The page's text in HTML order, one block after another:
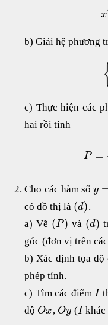
x
b) Giải hệ phương
{
c) Thực hiện các
hai rồi tính
P =
Cho các hàm sốy
có đồ thị là (d).
a) Vẽ (P) và (d)
góc (đơn vị trên
b) Xác định tọa độ
phép tính.
c) Tìm các điểmI
độ Ox, Oy (Ikhác